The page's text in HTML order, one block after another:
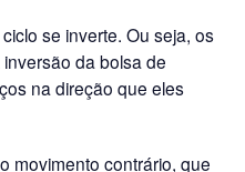
se inverte. Ou seja, os
da bolsa de
na direção que eles
movimento contrário, que